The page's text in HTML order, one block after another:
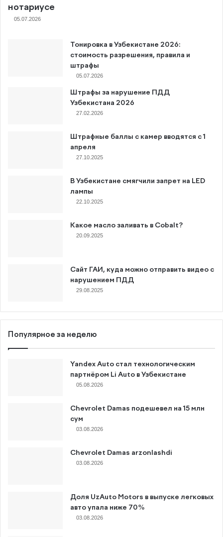
нотариусе
05.07.2026
Тонировка в Узбекистане 2026:
стоимость разрешения, правила и
штрафы
05.07.2026
Штрафы за нарушение ПДД
Узбекистана 2026
27.02.2026
Штрафные баллы с камер вводятся с 1
апреля
27.10.2025
В Узбекистане смягчили запрет на LED
лампы
22.10.2025
Какое масло заливать в Cobalt?
20.09.2025
Сайт ГАИ, куда можно отправить видео с
нарушением ПДД
29.08.2025
Популярное за неделю
Yandex Auto стал технологическим
партнёром Li Auto в Узбекистане
05.08.2026
Chevrolet Damas подешевел на 15 млн
сум
03.08.2026
Chevrolet Damas arzonlashdi
03.08.2026
Доля UzAuto Motors в выпуске легковых
авто упала ниже 70%
03.08.2026